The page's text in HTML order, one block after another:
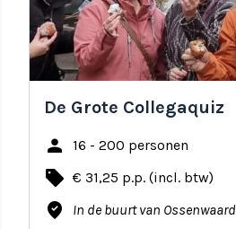
De Grote Collegaquiz
person 16 - 200 personen
local_offer € 31,25 p.p. (incl. btw)
where_to_vote In de buurt van Ossenwaard